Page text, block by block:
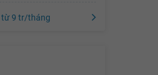
từ9 tr/tháng